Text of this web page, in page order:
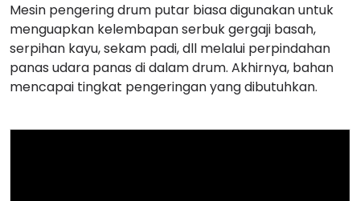
Mesin pengering drum putar biasa digunakan untuk
menguapkan kelembapan serbuk gergaji basah,
serpihan kayu, sekam padi, dll melalui perpindahan
panas udara panas di dalam drum. Akhirnya, bahan
mencapai tingkat pengeringan yang dibutuhkan.